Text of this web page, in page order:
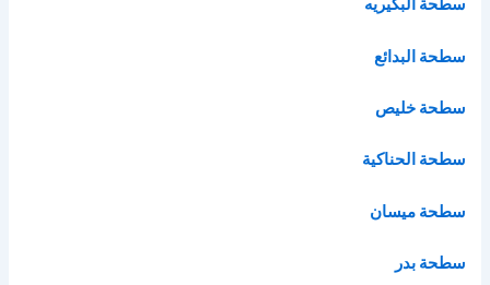
سطحة البكيريه
سطحة البدائع
سطحة خليص
سطحة الحناكية
سطحة ميسان
سطحة بدر